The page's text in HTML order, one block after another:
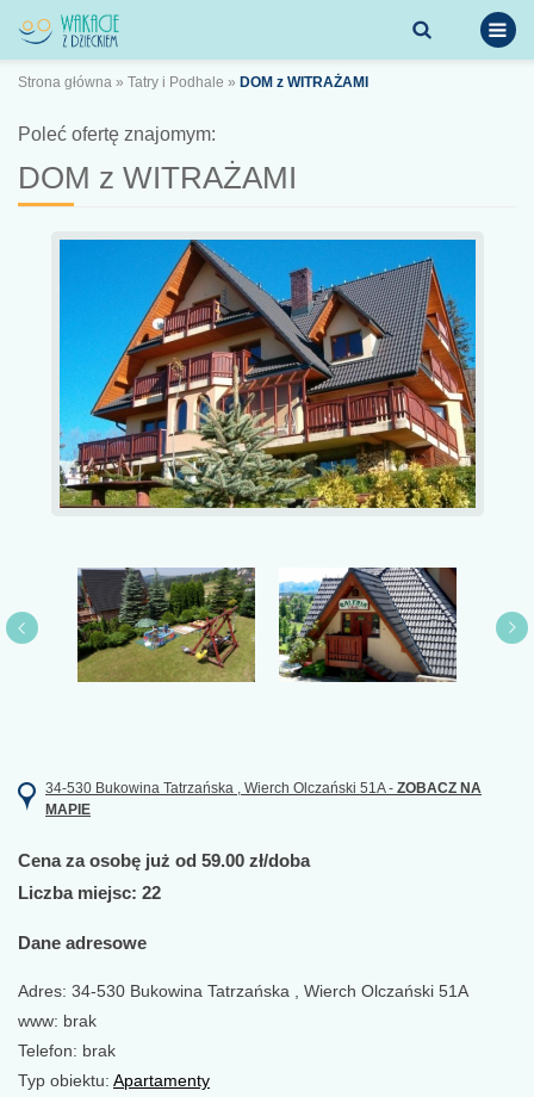
Strona główna » Tatry i Podhale » DOM z WITRAŻAMI
Poleć ofertę znajomym:
DOM z WITRAŻAMI
34-530 Bukowina Tatrzańska , Wierch Olczański 51A - ZOBACZ NA
MAPIE
Cena za osobę już od 59.00 zł/doba
Liczba miejsc: 22
Dane adresowe
Adres: 34-530 Bukowina Tatrzańska , Wierch Olczański 51A
www: brak
Telefon: brak
Typ obiektu: Apartamenty